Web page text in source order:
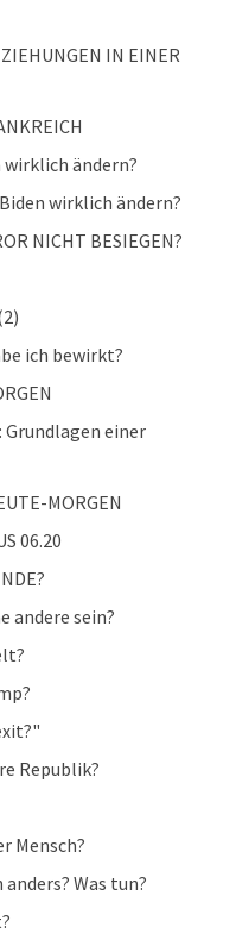
IN EINER
wirklich ändern?
wirklich ändern?
NICHT BESIEGEN?
ich bewirkt?
einer
MORGEN
06.20
andere sein?
Republik?
Mensch?
Was tun?